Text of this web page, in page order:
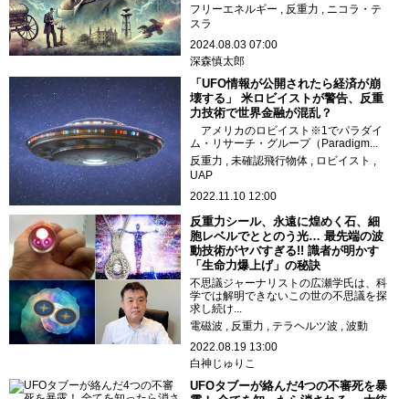
フリーエネルギー
反重力
ニコラ・テ
スラ
2024.08.03 07:00
深森慎太郎
「UFO情報が公開されたら経済が崩
壊する」 米ロビイストが警告、反重
力技術で世界金融が混乱？
アメリカのロビイスト※1でパラダイ
ム・リサーチ・グループ（Paradigm...
反重力
未確認飛行物体
ロビイスト
UAP
2022.11.10 12:00
反重力シール、永遠に煌めく石、細
胞レベルでととのう光… 最先端の波
動技術がヤバすぎる!! 識者が明かす
「生命力爆上げ」の秘訣
不思議ジャーナリストの広瀬学氏は、科
学では解明できないこの世の不思議を探
求し続け...
電磁波
反重力 テラヘルツ波
波動
2022.08.19 13:00
白神じゅりこ
UFOタブーが絡んだ4つの不審死を暴